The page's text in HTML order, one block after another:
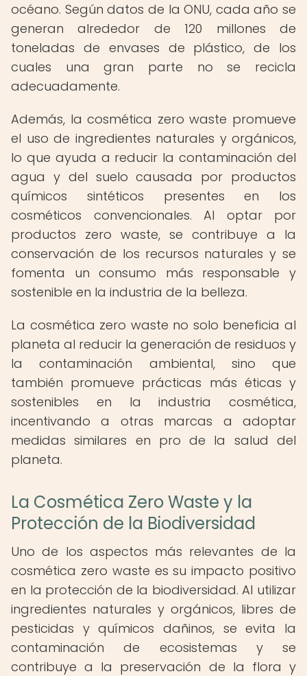
océano. Según datos de la ONU, cada año se
generan alrededor de 120 millones de
toneladas de envases de plástico, de los
cuales una gran parte no se recicla
adecuadamente.
Además, la cosmética zero waste promueve
el uso de ingredientes naturales y orgánicos,
lo que ayuda a reducir la contaminación del
agua y del suelo causada por productos
químicos sintéticos presentes en los
cosméticos convencionales. Al optar por
productos zero waste, se contribuye a la
conservación de los recursos naturales y se
fomenta un consumo más responsable y
sostenible en la industria de la belleza.
La cosmética zero waste no solo beneficia al
planeta al reducir la generación de residuos y
la contaminación ambiental, sino que
también promueve prácticas más éticas y
sostenibles en la industria cosmética,
incentivando a otras marcas a adoptar
medidas similares en pro de la salud del
planeta.
La Cosmética Zero Waste y la
Protección de la Biodiversidad
Uno de los aspectos más relevantes de la
cosmética zero waste es su impacto positivo
en la protección de la biodiversidad. Al utilizar
ingredientes naturales y orgánicos, libres de
pesticidas y químicos dañinos, se evita la
contaminación de ecosistemas y se
contribuye a la preservación de la flora y